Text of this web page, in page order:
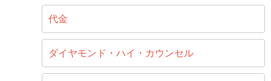
代金
ダイヤモンド・ハイ・カウンセル